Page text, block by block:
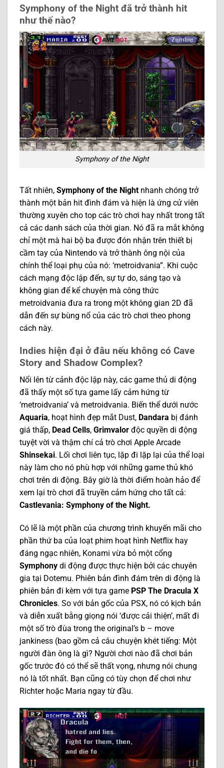
Symphony of the Night đã trở thành hit
như thế nào?
Symphony of the Night
Tất nhiên, Symphony of the Night nhanh chóng trở
thành một bản hit đình đám và hiện là ứng cử viên
thường xuyên cho top các trò chơi hay nhất trong tất
cả các danh sách của thời gian. Nó đã ra mắt không
chỉ một mà hai bộ ba được đón nhận trên thiết bị
cầm tay của Nintendo và trở thành ông nội của
chính thể loại phụ của nó: ‘metroidvania”. Khi cuộc
cách mạng độc lập đến, sự tự do, sáng tạo và
không gian để kể chuyện mà công thức
metroidvania đưa ra trong một không gian 2D đã
dẫn đến sự bùng nổ của các trò chơi theo phong
cách này.
Indies hiện đại ở đâu nếu không có Cave
Story and Shadow Complex?
Nổi lên từ cảnh độc lập này, các game thủ di động
đã thấy một số tựa game lấy cảm hứng từ
‘metroidvania’ và metroidvania. Biến thể dưới nước
Aquaria, hoạt hình đẹp mắt Dust, Dandara bị đánh
giá thấp, Dead Cells, Grimvalor độc quyền di động
tuyệt vời và thậm chí cả trò chơi Apple Arcade
Shinsekai. Lối chơi liên tục, lặp đi lặp lại của thể loại
này làm cho nó phù hợp với những game thủ khó
chơi trên di động. Bây giờ là thời điểm hoàn hảo để
xem lại trò chơi đã truyền cảm hứng cho tất cả:
Castlevania: Symphony of the Night.
Có lẽ là một phần của chương trình khuyến mãi cho
phần thứ ba của loạt phim hoạt hình Netflix hay
đáng ngạc nhiên, Konami vừa bỏ một cổng
Symphony di động được thực hiện bởi các chuyên
gia tại Dotemu. Phiên bản đình đám trên di động là
phiên bản đi kèm với tựa game PSP The Dracula X
Chronicles. So với bản gốc của PSX, nó có kịch bản
và diễn xuất bằng giọng nói ‘được cải thiện’, mất đi
một số trò đùa trong the original’s b – move
jankiness (bao gồm cả câu chuyện khét tiếng: Một
người đàn ông là gì? Người chơi nào đã chơi bản
gốc trước đó có thể sẽ thất vọng, nhưng nói chung
nó là tốt nhất. Bạn cũng có tùy chọn để chơi như
Richter hoặc Maria ngay từ đầu.